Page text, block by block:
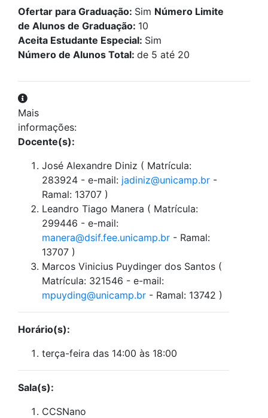
Ofertar para Graduação: Sim Número Limite
de Alunos de Graduação: 10
Aceita Estudante Especial: Sim
Número de Alunos Total: de 5 até 20
Mais
informações:
Docente(s):
José Alexandre Diniz ( Matrícula:
283924 - e-mail: jadiniz@unicamp.br -
Ramal: 13707 )
Leandro Tiago Manera ( Matrícula:
299446 - e-mail:
manera@dsif.fee.unicamp.br - Ramal:
13707 )
Marcos Vinicius Puydinger dos Santos (
Matrícula: 321546 - e-mail:
mpuyding@unicamp.br - Ramal: 13742 )
Horário(s):
terça-feira das 14:00 às 18:00
Sala(s):
CCSNano